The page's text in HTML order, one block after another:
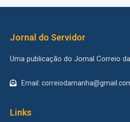
Jornal do Servidor
Uma publicação do Jornal Correio
Email:
Links